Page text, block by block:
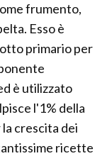
frumento,
Esso è
primario per
è utilizzato
l'1% della
crescita dei
ricette